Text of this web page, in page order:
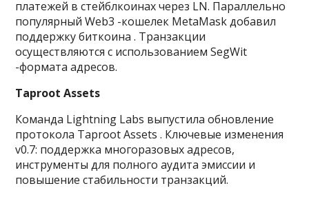
платежей в стейблкоинах через LN. Параллельно
популярный Web3 -кошелек MetaMask добавил
поддержку биткоина . Транзакции
осуществляются с использованием SegWit
-формата адресов.
Taproot Assets
Команда Lightning Labs выпустила обновление
протокола Taproot Assets . Ключевые изменения
v0.7: поддержка многоразовых адресов,
инструменты для полного аудита эмиссии и
повышение стабильности транзакций.